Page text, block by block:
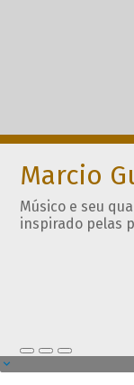
Marcio
Músico e seu
inspirado pelas